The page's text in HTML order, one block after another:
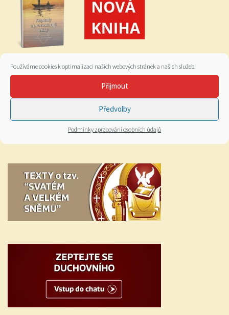
Používáme cookies k optimalizaci našich webových stránek a našich služeb.
Přijmout
Předvolby
Podmínky zpracování osobních údajů